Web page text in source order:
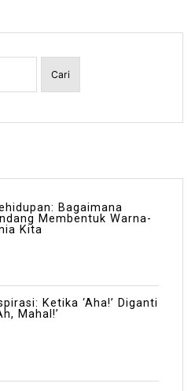
Bagaimana
Membentuk Warna-
Kita
Ketika ‘Aha!’ Diganti
Mahal!’